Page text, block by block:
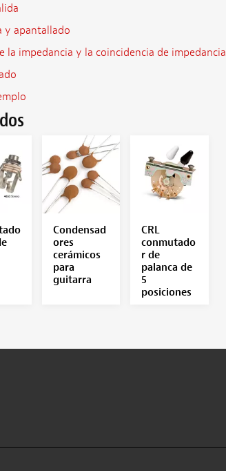
y apantallado
la impedancia y la coincidencia de impedancia
Condensad
ores
cerámicos
para
guitarra
CRL
conmutado
r de
palanca de
5
posiciones